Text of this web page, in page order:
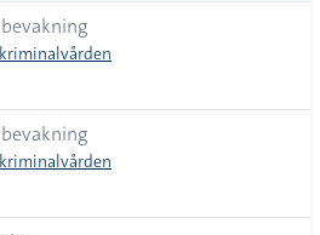
bevakning
bevakning